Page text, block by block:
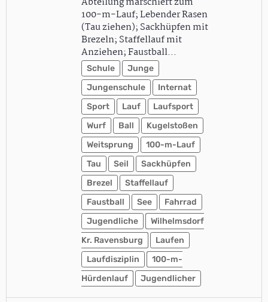
100-m-Lauf; Lebender Rasen
(Tau ziehen); Sackhüpfen mit
Brezeln; Staffellauf mit
Anziehen; Faustball…
Schule
Junge
Jungenschule
Internat
Sport
Lauf
Laufsport
Wurf
Ball
Kugelstoßen
Weitsprung
100-m-Lauf
Tau
Seil
Sackhüpfen
Brezel
Staffellauf
Faustball
See
Fahrrad
Jugendliche
Wilhelmsdorf
Kr. Ravensburg
Laufen
Laufdisziplin
100-m-
Hürdenlauf
Jugendlicher